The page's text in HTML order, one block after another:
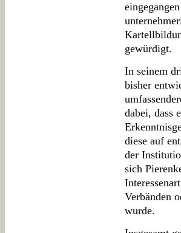
gewürdigt.
In seinem
bisher
dabei, dass
diese auf
der
sich
Verbänden
wurde.